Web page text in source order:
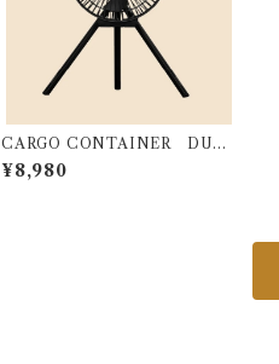
CARGO CONTAINER DUAL
FAN - M
¥8,980